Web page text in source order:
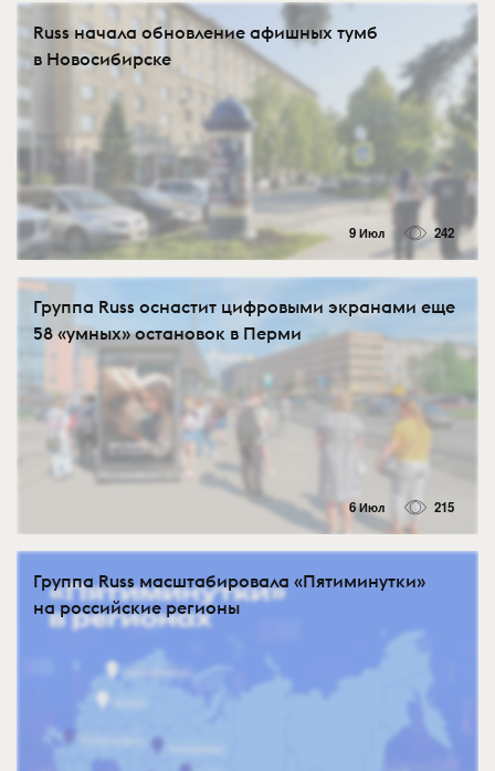
Russ начала обновление афишных тумб
в Новосибирске
9 Июл 242
Группа Russ оснастит цифровыми экранами еще
58 «умных» остановок в Перми
6 Июл 215
Группа Russ масштабировала «Пятиминутки»
на российские регионы